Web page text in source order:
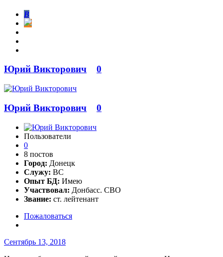
В
Юрий Викторович 0
Юрий Викторович 0
Пользователи
0
8 постов
Город: Донецк
Служу: ВС
Опыт БД: Имею
Участвовал: Донбасс. СВО
Звание: ст. лейтенант
Пожаловаться
Сентябрь 13, 2018